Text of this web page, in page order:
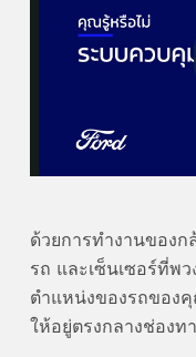
ด้วยการทำงานของ
รถ และเซ็นเซอร์ที่พ
ตำแหน่งของรถของ
ให้อยู่ตรงกลางช่องท